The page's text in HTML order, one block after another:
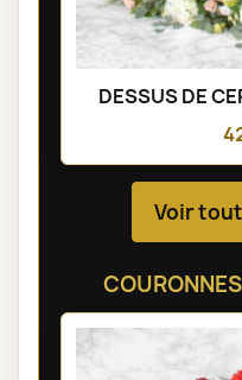
DESSUS DE
Voir